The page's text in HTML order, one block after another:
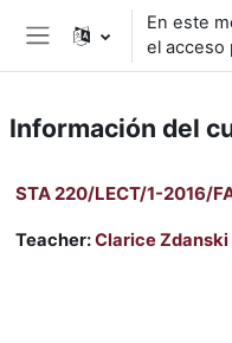
Salta al contenido principal
Panel lateral
En este
el acceso
Información del
STA 220/LECT/1-2016/
Teacher:Clarice Zdanski